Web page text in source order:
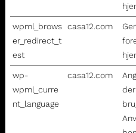
wpml_brows
er_redirect_t
est
casa12.com
wp-
wpml_curre
nt_language
casa12.com